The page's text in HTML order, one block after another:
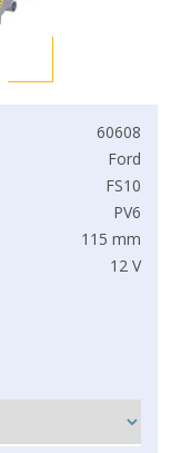
60608
Ford
FS10
PV6
115 mm
12 V